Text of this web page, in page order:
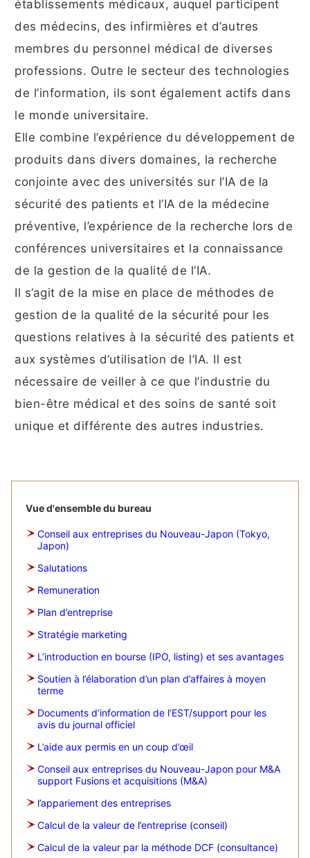
établissements médicaux, auquel participent
des médecins, des infirmières et d’autres
membres du personnel médical de diverses
professions. Outre le secteur des technologies
de l’information, ils sont également actifs dans
le monde universitaire.
Elle combine l’expérience du développement de
produits dans divers domaines, la recherche
conjointe avec des universités sur l’IA de la
sécurité des patients et l’IA de la médecine
préventive, l’expérience de la recherche lors de
conférences universitaires et la connaissance
de la gestion de la qualité de l’IA.
Il s’agit de la mise en place de méthodes de
gestion de la qualité de la sécurité pour les
questions relatives à la sécurité des patients et
aux systèmes d’utilisation de l’IA. Il est
nécessaire de veiller à ce que l’industrie du
bien-être médical et des soins de santé soit
unique et différente des autres industries.
Vue d'ensemble du bureau
Conseil aux entreprises du Nouveau-Japon (Tokyo,
Japon)
Salutations
Remuneration
Plan d’entreprise
Stratégie marketing
L’introduction en bourse (IPO, listing) et ses avantages
Soutien à l’élaboration d’un plan d’affaires à moyen
terme
Documents d’information de l’EST/support pour les
avis du journal officiel
L’aide aux permis en un coup d’œil
Conseil aux entreprises du Nouveau-Japon pour M&A
support Fusions et acquisitions (M&A)
l’appariement des entreprises
Calcul de la valeur de l’entreprise (conseil)
Calcul de la valeur par la méthode DCF (consultance)